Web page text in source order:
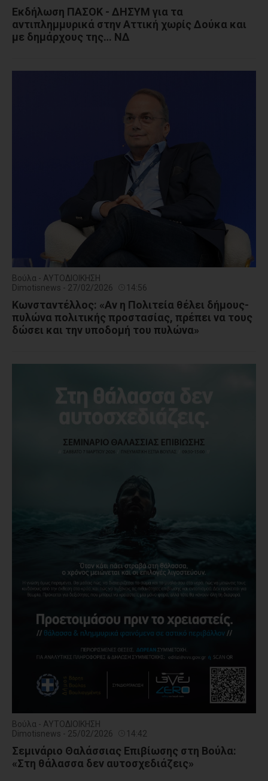
Εκδήλωση ΠΑΣΟΚ - ΔΗΣΥΜ για τα
αντιπλημμυρικά στην Αττική χωρίς Δούκα και
με δημάρχους της… ΝΔ
Βούλα - ΑΥΤΟΔΙΟΙΚΗΣΗ
Dimotisnews - 27/02/2026
14:56
Κωνσταντέλλος: «Αν η Πολιτεία θέλει δήμους-
πυλώνα πολιτικής προστασίας, πρέπει να τους
δώσει και την υποδομή του πυλώνα»
Βούλα - ΑΥΤΟΔΙΟΙΚΗΣΗ
Dimotisnews - 25/02/2026
14:42
Σεμινάριο Θαλάσσιας Επιβίωσης στη Βούλα:
«Στη θάλασσα δεν αυτοσχεδιάζεις»